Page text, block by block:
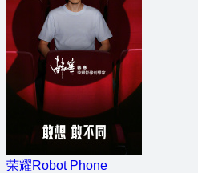
荣耀Robot Phone